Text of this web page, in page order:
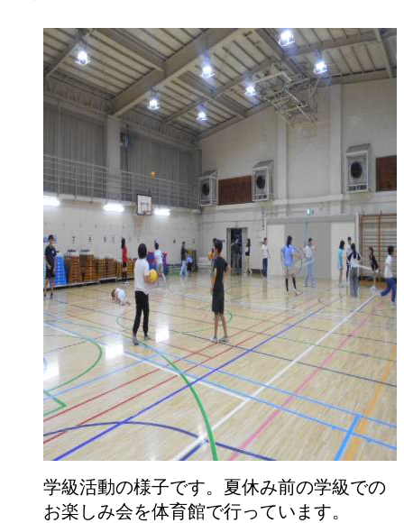
学級活動の様子です。夏休み前の学級での
お楽しみ会を体育館で行っています。